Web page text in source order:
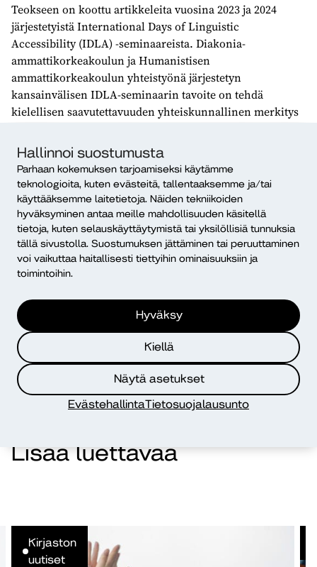
Hallinnoi suostumusta
Parhaan kokemuksen tarjoamiseksi käytämme
teknologioita, kuten evästeitä, tallentaaksemme ja/tai
käyttääksemme laitetietoja. Näiden tekniikoiden
hyväksyminen antaa meille mahdollisuuden käsitellä
tietoja, kuten selauskäyttäytymistä tai yksilöllisiä tunnuksia
tällä sivustolla. Suostumuksen jättäminen tai peruuttaminen
voi vaikuttaa haitallisesti tiettyihin ominaisuuksiin ja
toimintoihin.
Hyväksy
Kiellä
Näytä asetukset
EvästehallintaTietosuojalausunto
Teokseen on koottu artikkeleita vuosina 2023 ja 2024
järjestetyistä International Days of Linguistic
Accessibility (IDLA) -seminaareista. Diakonia-
ammattikorkeakoulun ja Humanistisen
ammattikorkeakoulun yhteistyönä järjestetyn
kansainvälisen IDLA-seminaarin tavoite on tehdä
kielellisen saavutettavuuden yhteiskunnallinen merkitys
2026.
Julkaisu on luettavissaTheseuksessa.
Julkaisu
Segler-Heikkilä, L. (toim.). (2025). Kielellinen
saavutettavuus hyvinvoinnin edistäjänä – International
Days of Linguistic Accessibility (IDLA) 2023 and
ammattikorkeakoulu.https://urn.fi/URN:ISBN:978-952-
493-451-0
Jaa artikkeli
Lisää luettavaa
Kirjaston
uutiset